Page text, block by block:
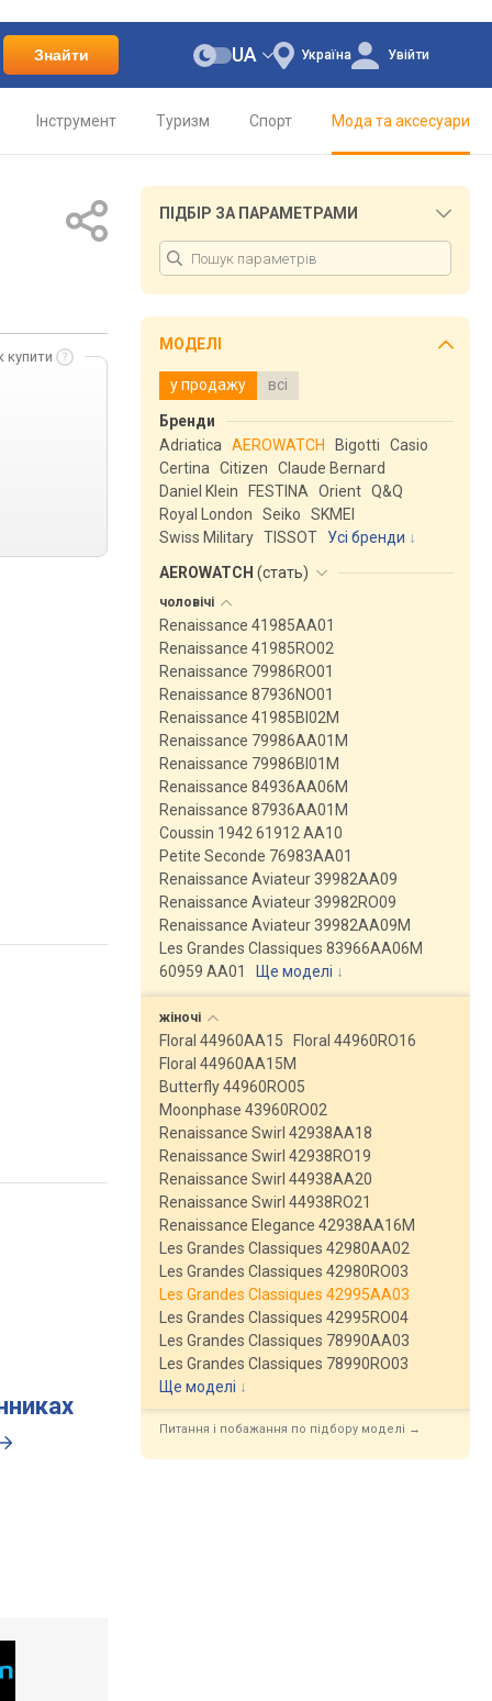
Знайти Україна
UA Увійти
Інструмент Туризм Спорт Мода та аксесуари
купити
ПІДБІР ЗА ПАРАМЕТРАМИ
МОДЕЛІ
у продажу всі
Бренди
Adriatica
AEROWATCH Bigotti
Casio
Certina
Citizen
Claude Bernard
Daniel Klein
FESTINA Orient Q&Q
Royal London
Seiko
SKMEI
Swiss Military TISSOT
Усі бренди
AEROWATCH (стать)
чоловічі
Renaissance 41985AA01
Renaissance 41985RO02
Renaissance 79986RO01
Renaissance 87936NO01
Renaissance 41985BI02M
Renaissance 79986AA01M
Renaissance 79986BI01M
Renaissance 84936AA06M
Renaissance 87936AA01M
Coussin 1942 61912 AA10
Petite Seconde 76983AA01
Renaissance Aviateur 39982AA09
Renaissance Aviateur 39982RO09
Renaissance Aviateur 39982AA09M
Les Grandes Classiques 83966AA06M
60959 AA01
Ще моделі ↓
жіночі
Floral 44960AA15
Floral 44960RO16
Floral 44960AA15M
Butterfly 44960RO05
Moonphase 43960RO02
Renaissance Swirl 42938AA18
Renaissance Swirl 42938RO19
Renaissance Swirl 44938AA20
Renaissance Swirl 44938RO21
Renaissance Elegance 42938AA16M
Les Grandes Classiques 42980AA02
Les Grandes Classiques 42980RO03
Les Grandes Classiques 42995AA03
Les Grandes Classiques 42995RO04
Les Grandes Classiques 78990AA03
Les Grandes Classiques 78990RO03
Ще моделі ↓
Питання і побажання по підбору моделі →